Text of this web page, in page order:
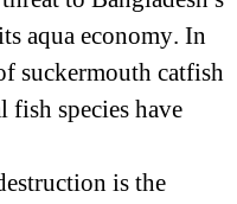
aqua economy. In
suckermouth catfish
fish species have
is the